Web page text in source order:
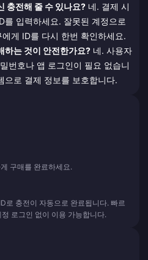
충전해 줄 수 있나요? 네. 결제 시
를 입력하세요. 잘못된 계정으로
게 ID를 다시 한번 확인하세요.
하는 것이 안전한가요? 네. 사용자
번호나 앱 로그인이 필요 없습니
으로 결제 정보를 보호합니다.
구매를 완료하세요.
로 충전이 자동으로 완료됩니다. 빠르
로그인 없이 이용 가능합니다.